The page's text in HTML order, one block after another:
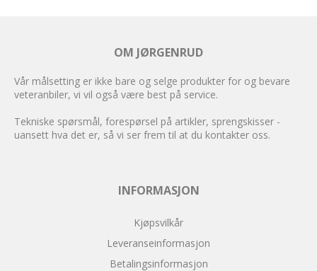
OM JØRGENRUD
Vår målsetting er ikke bare og selge produkter for og bevare
veteranbiler, vi vil også være best på service.
Tekniske spørsmål, forespørsel på artikler, sprengskisser -
uansett hva det er, så vi ser frem til at du kontakter oss.
INFORMASJON
Kjøpsvilkår
Leveranseinformasjon
Betalingsinformasjon